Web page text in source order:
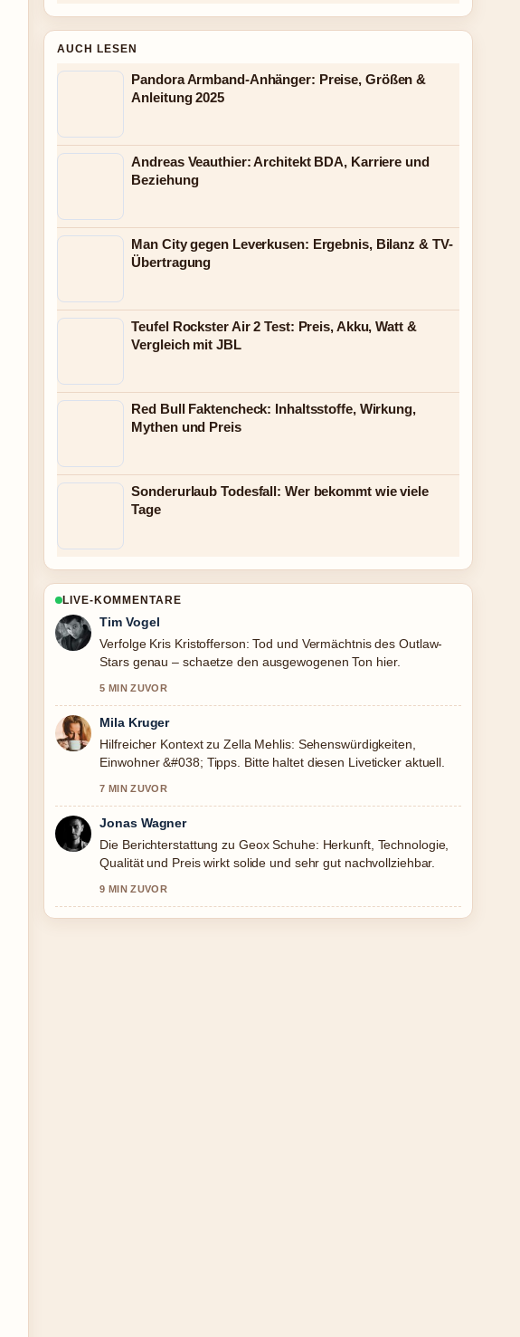
AUCH LESEN
Pandora Armband-Anhänger: Preise, Größen &
Anleitung 2025
Andreas Veauthier: Architekt BDA, Karriere und
Beziehung
Man City gegen Leverkusen: Ergebnis, Bilanz & TV-
Übertragung
Teufel Rockster Air 2 Test: Preis, Akku, Watt &
Vergleich mit JBL
Red Bull Faktencheck: Inhaltsstoffe, Wirkung,
Mythen und Preis
Sonderurlaub Todesfall: Wer bekommt wie viele
Tage
LIVE-KOMMENTARE
Tim Vogel
Verfolge Kris Kristofferson: Tod und Vermächtnis des Outlaw-
Stars genau – schaetze den ausgewogenen Ton hier.
5 MIN ZUVOR
Mila Kruger
Hilfreicher Kontext zu Zella Mehlis: Sehenswürdigkeiten,
Einwohner &#038; Tipps. Bitte haltet diesen Liveticker aktuell.
7 MIN ZUVOR
Jonas Wagner
Die Berichterstattung zu Geox Schuhe: Herkunft, Technologie,
Qualität und Preis wirkt solide und sehr gut nachvollziehbar.
9 MIN ZUVOR